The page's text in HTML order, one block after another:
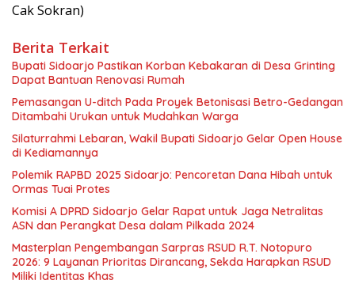
Cak Sokran)
Berita Terkait
Bupati Sidoarjo Pastikan Korban Kebakaran di Desa Grinting
Dapat Bantuan Renovasi Rumah
Pemasangan U-ditch Pada Proyek Betonisasi Betro-Gedangan
Ditambahi Urukan untuk Mudahkan Warga
Silaturrahmi Lebaran, Wakil Bupati Sidoarjo Gelar Open House
di Kediamannya
Polemik RAPBD 2025 Sidoarjo: Pencoretan Dana Hibah untuk
Ormas Tuai Protes
Komisi A DPRD Sidoarjo Gelar Rapat untuk Jaga Netralitas
ASN dan Perangkat Desa dalam Pilkada 2024
Masterplan Pengembangan Sarpras RSUD R.T. Notopuro
2026: 9 Layanan Prioritas Dirancang, Sekda Harapkan RSUD
Miliki Identitas Khas